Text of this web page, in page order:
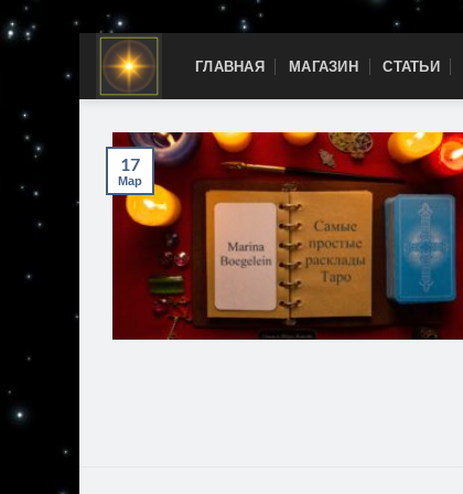
Skip
content
ГЛАВНАЯ МАГАЗИН СТАТЬИ
17
Мар